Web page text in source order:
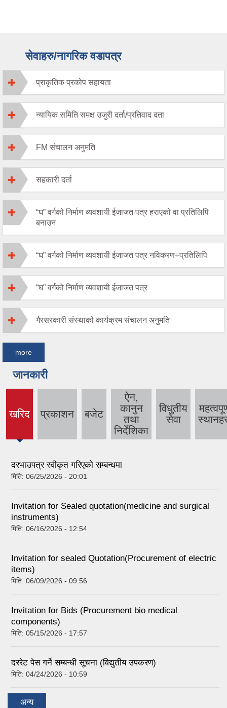
सेवाहरु/नागरिक वडापत्र
प्राकृतिक प्रकोप सहायता
न्यायिक समिति समक्ष उजुरी दर्ता/प्रतिवाद दता
FM संचालन अनुमति
सहकारी दर्ता
“घ” वर्गको निर्माण व्यवशायी ईजाजत पत्र हराएको वा प्रतिलिपि
बनाउन
“घ” वर्गको निर्माण व्यवशायी ईजाजत पत्र नविकरण÷प्रतिलिपि
“घ” वर्गको निर्माण व्यवशायी ईजाजत पत्र
गैरसरकारी संस्थाको कार्यक्रम संचालन अनुमति
more
जानकारी
खरिद
(active
प्रकाशन बजेट
ऐन,
कानुन
तथा
निर्देशिका
विधुतीय
सेवा
दरभाउपत्र स्वीकृत गरिएको सम्बन्धमा
मिति: 06/25/2026 - 20:01
Invitation for Sealed quotation(medicine and surgical
instruments)
मिति: 06/16/2026 - 12:54
Invitation for sealed Quotation(Procurement of electric
items)
मिति: 06/09/2026 - 09:56
Invitation for Bids (Procurement bio medical
components)
मिति: 05/15/2026 - 17:57
दररेट पेस गर्ने सम्बन्धी सूचना (विद्युतीय उपकरण)
मिति: 04/24/2026 - 10:59
अन्य